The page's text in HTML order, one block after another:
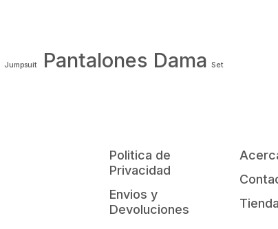
Jumpsuit Pantalones Dama Set
Politica de
Privacidad
Envios y
Devoluciones
Tienda